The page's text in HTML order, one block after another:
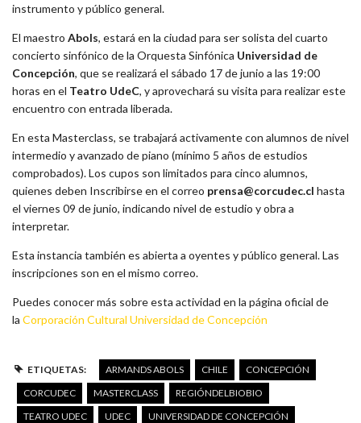
instrumento y público general.
El maestro Abols, estará en la ciudad para ser solista del cuarto
concierto sinfónico de la Orquesta Sinfónica Universidad de
Concepción, que se realizará el sábado 17 de junio a las 19:00
horas en el Teatro UdeC, y aprovechará su visita para realizar este
encuentro con entrada liberada.
En esta Masterclass, se trabajará activamente con alumnos de nivel
intermedio y avanzado de piano (mínimo 5 años de estudios
comprobados). Los cupos son limitados para cinco alumnos,
quienes deben Inscribirse en el correo prensa@corcudec.cl hasta
el viernes 09 de junio, indicando nivel de estudio y obra a
interpretar.
Esta instancia también es abierta a oyentes y público general. Las
inscripciones son en el mismo correo.
Puedes conocer más sobre esta actividad en la página oficial de
la Corporación Cultural Universidad de Concepción
ETIQUETAS: ARMANDS ABOLS CHILE
CONCEPCIÓN
CORCUDEC
MASTERCLASS
REGIÓNDELBIOBIO
TEATRO UDEC
UDEC UNIVERSIDAD DE CONCEPCIÓN